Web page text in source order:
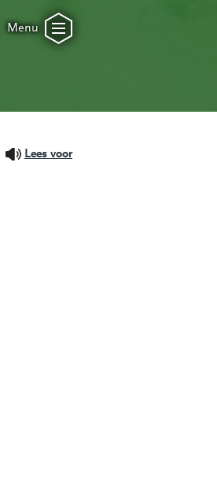
Menu
Lees voor